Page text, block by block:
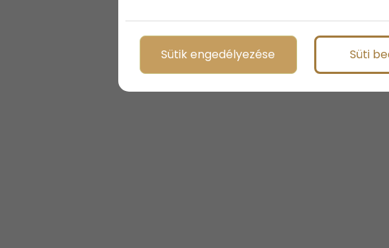
Sütik engedélyezése Süti